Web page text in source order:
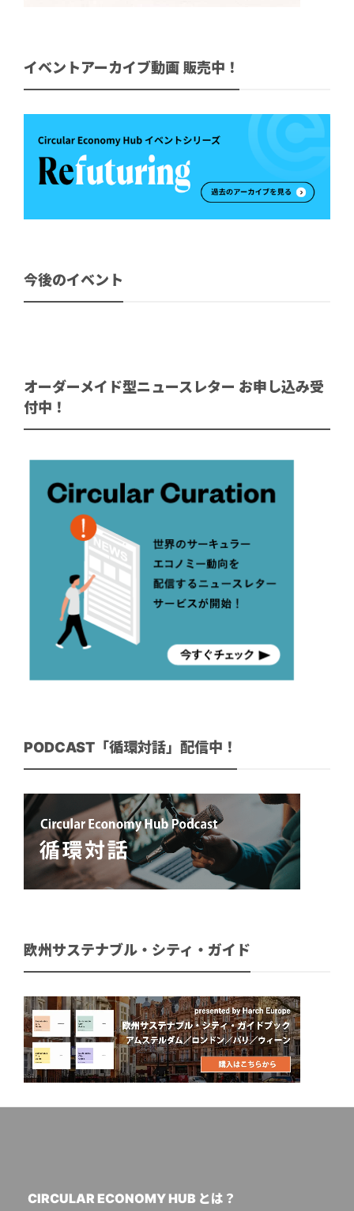
イベントアーカイブ動画 販売中！
今後のイベント
オーダーメイド型ニュースレター お申し込み受
付中！
PODCAST「循環対話」配信中！
欧州サステナブル・シティ・ガイド
CIRCULAR ECONOMY HUB とは？